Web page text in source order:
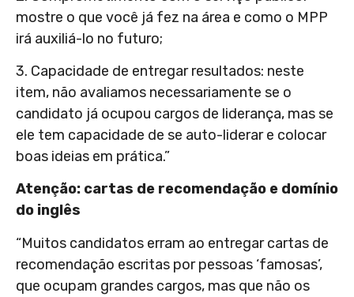
mostre o que você já fez na área e como o MPP
irá auxiliá-lo no futuro;
3. Capacidade de entregar resultados: neste
item, não avaliamos necessariamente se o
candidato já ocupou cargos de liderança, mas se
ele tem capacidade de se auto-liderar e colocar
boas ideias em prática.”
Atenção: cartas de recomendação e domínio
do inglês
“Muitos candidatos erram ao entregar cartas de
recomendação escritas por pessoas ‘famosas’,
que ocupam grandes cargos, mas que não os